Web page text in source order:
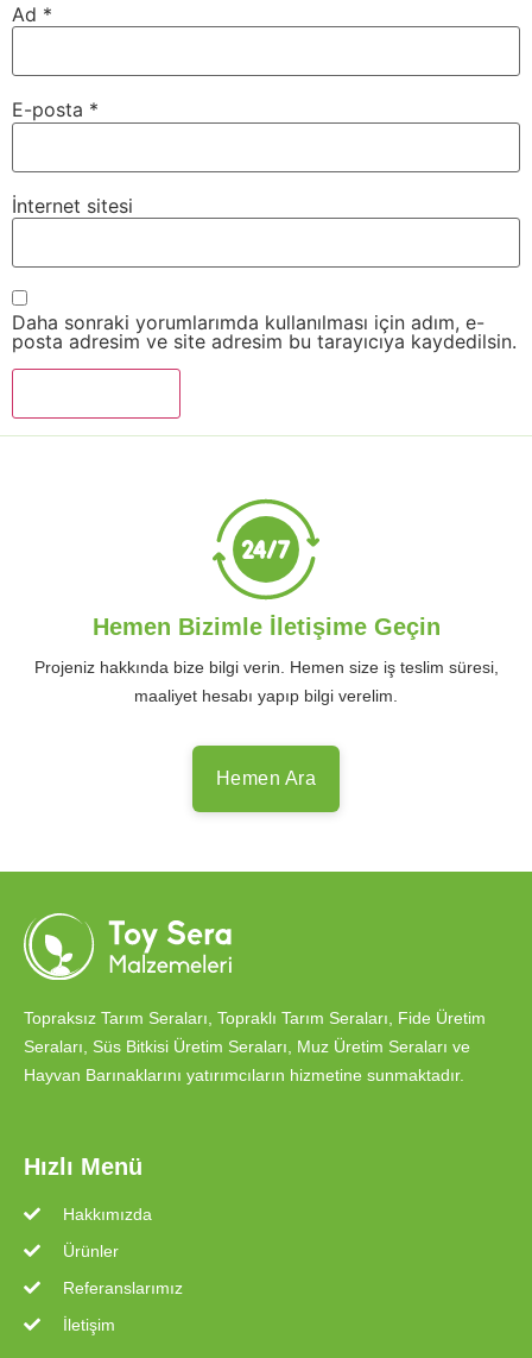
Ad *
E-posta *
İnternet sitesi
Daha sonraki yorumlarımda kullanılması için adım, e-
posta adresim ve site adresim bu tarayıcıya kaydedilsin.
Hemen Bizimle İletişime Geçin
Projeniz hakkında bize bilgi verin. Hemen size iş teslim süresi,
maaliyet hesabı yapıp bilgi verelim.
Hemen Ara
Topraksız Tarım Seraları, Topraklı Tarım Seraları, Fide Üretim
Seraları, Süs Bitkisi Üretim Seraları, Muz Üretim Seraları ve
Hayvan Barınaklarını yatırımcıların hizmetine sunmaktadır.
Hızlı Menü
Hakkımızda
Ürünler
Referanslarımız
İletişim